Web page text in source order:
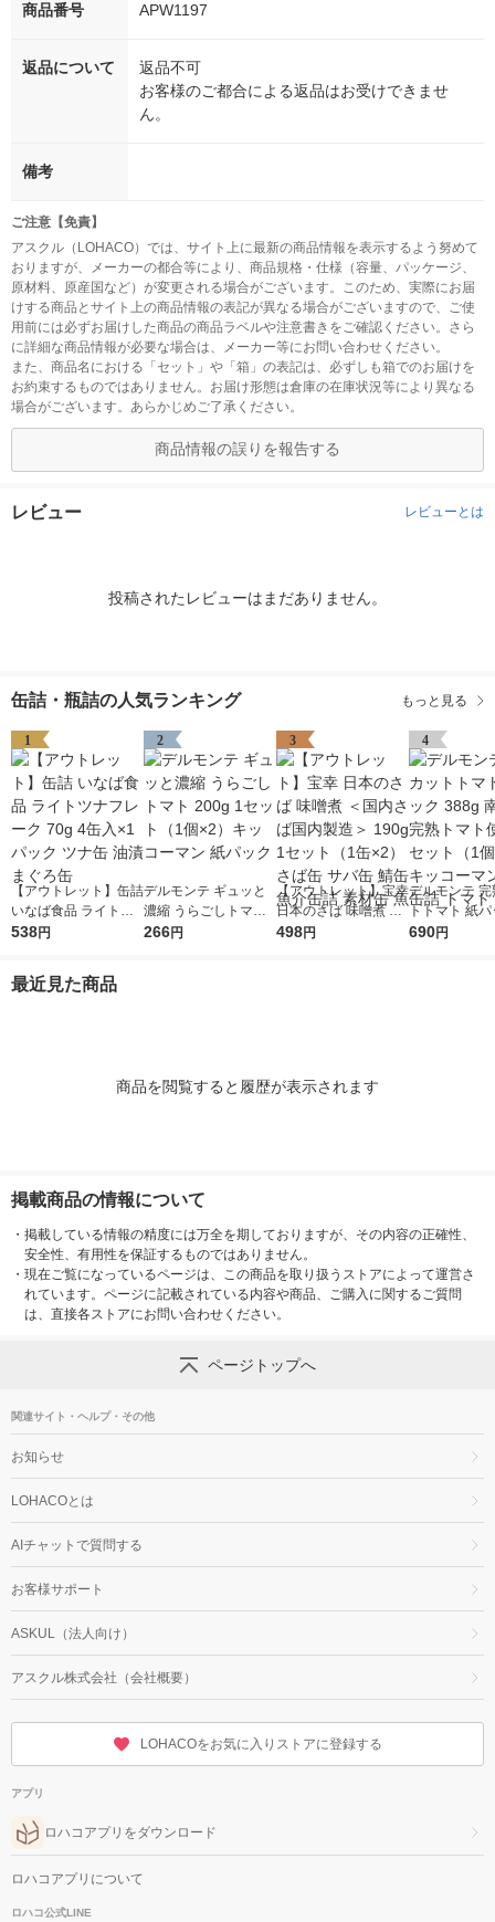
商品番号 APW1197
返品について
返品不可
お客様のご都合による返品はお受けできませ
ん。
備考
ご注意【免責】
アスクル（LOHACO）では、サイト上に最新の商品情報を表示するよう努めて
おりますが、メーカーの都合等により、商品規格・仕様（容量、パッケージ、
原材料、原産国など）が変更される場合がございます。このため、実際にお届
けする商品とサイト上の商品情報の表記が異なる場合がございますので、ご使
用前には必ずお届けした商品の商品ラベルや注意書きをご確認ください。さら
に詳細な商品情報が必要な場合は、メーカー等にお問い合わせください。
また、商品名における「セット」や「箱」の表記は、必ずしも箱でのお届けを
お約束するものではありません。お届け形態は倉庫の在庫状況等により異なる
場合がございます。あらかじめご了承ください。
商品情報の誤りを報告する
レビュー レビューとは
投稿されたレビューはまだありません。
缶詰・瓶詰の人気ランキング もっと見る
1
【アウトレット】缶詰
いなば食品 ライトツ
ナフレーク 70g 4缶入
538円
2
デルモンテ ギュッと
濃縮 うらごしトマト
200g 1セット（1個×
266円
3
【アウトレット】宝幸
日本のさば 味噌煮 ＜
国内さば国内製造＞ 1
498円
4
デルモンテ 完
トトマト 紙
8g 南欧産完
690円
最近見た商品
商品を閲覧すると履歴が表示されます
掲載商品の情報について
・ 掲載している情報の精度には万全を期しておりますが、その内容の正確性、
安全性、有用性を保証するものではありません。
・ 現在ご覧になっているページは、この商品を取り扱うストアによって運営さ
れています。ページに記載されている内容や商品、ご購入に関するご質問
は、直接各ストアにお問い合わせください。
ページトップへ
関連サイト・ヘルプ・その他
お知らせ
LOHACOとは
AIチャットで質問する
お客様サポート
ASKUL（法人向け）
アスクル株式会社（会社概要）
LOHACOをお気に入りストアに登録する
アプリ
ロハコアプリをダウンロード
ロハコアプリについて
ロハコ公式LINE